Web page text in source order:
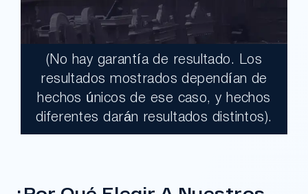
$17,900,000.00
Un jurado declaró al Condado de Los
(No hay garantía de resultado. Los
resultados mostrados dependían de
hechos únicos de ese caso, y hechos
diferentes darán resultados distintos).